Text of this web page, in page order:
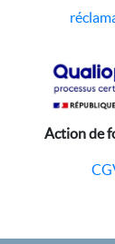
Action de